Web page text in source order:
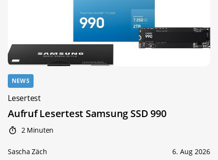
NEWS
Lesertest
Aufruf Lesertest Samsung SSD 990
2 Minuten
Sascha Zäch 6. Aug 2026